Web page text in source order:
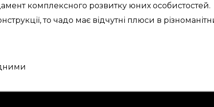
комплексного розвитку юних особистостей.
то чадо має відчутні плюси в